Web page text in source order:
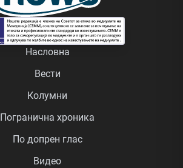
Насловна
Вести
Колумни
Погранична хроника
По допрен глас
Видео